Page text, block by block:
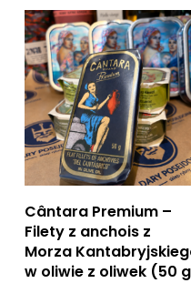
Dodaj do koszyka
Cântara Premium –
Filety z anchois z
Morza
w oliwie z oliwek (50